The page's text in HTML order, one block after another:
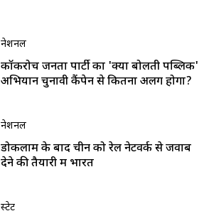
नेशनल
कॉकरोच जनता पार्टी का 'क्या बोलती पब्लिक'
अभियान चुनावी कैंपेन से कितना अलग होगा?
नेशनल
डोकलाम के बाद चीन को रेल नेटवर्क से जवाब
देने की तैयारी में भारत
स्टेट